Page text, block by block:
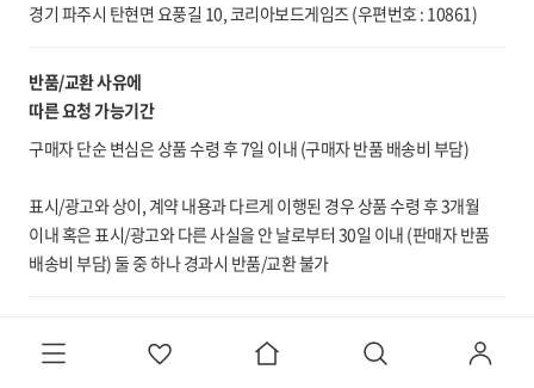
경기 파주시 탄현면 요풍길 10, 코리아보드게임즈 (우편번호 : 10861)
반품/교환 사유에
따른 요청 가능기간
구매자 단순 변심은 상품 수령 후 7일 이내 (구매자 반품 배송비 부담)
표시/광고와 상이, 계약 내용과 다르게 이행된 경우 상품 수령 후 3개월
이내 혹은 표시/광고와 다른 사실을 안 날로부터 30일 이내 (판매자 반품
배송비 부담) 둘 중 하나 경과시 반품/교환 불가
반품 요청기간이 지난 경우